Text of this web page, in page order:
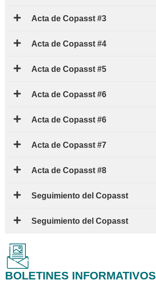
Acta de Copasst #3
Acta de Copasst #4
Acta de Copasst #5
Acta de Copasst #6
Acta de Copasst #6
Acta de Copasst #7
Acta de Copasst #8
Seguimiento del Copasst
Seguimiento del Copasst
BOLETINES INFORMATIVOS